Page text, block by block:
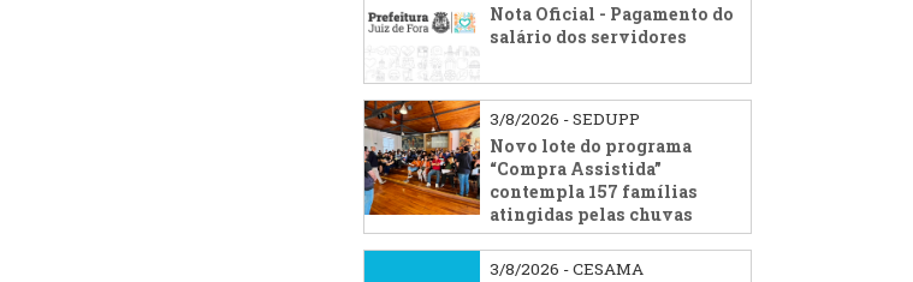
Nota Oficial - Pagamento do
salário dos servidores
3/8/2026 - SEDUPP
Novo lote do programa
“Compra Assistida”
contempla 157 famílias
atingidas pelas chuvas
3/8/2026 - CESAMA